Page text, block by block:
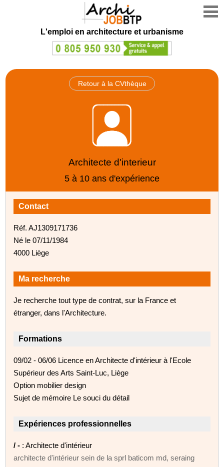
L'emploi en architecture et urbanisme
Retour à la CVthèque
Architecte d'interieur
5 à 10 ans d'expérience
Contact
Réf. AJ1309171736
Né le 07/11/1984
4000 Liège
Ma recherche
Je recherche tout type de contrat, sur la France et
étranger, dans l'Architecture.
Formations
09/02 - 06/06 Licence en Architecte d'intérieur à l'Ecole
Supérieur des Arts Saint-Luc, Liège
Option mobilier design
Sujet de mémoire Le souci du détail
Expériences professionnelles
/ - : Architecte d'intérieur
architecte d'intérieur sein de la sprl baticom md, seraing